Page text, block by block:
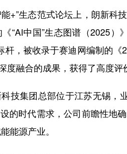
生态范式论坛上，朗新科技
“AI中国”生态图谱（2025）
，被收录于赛迪网编制的《
融合的成果，获得了高度评
集团总部位于江苏无锡，
的时代需求，公司前瞻性地
能源产业。